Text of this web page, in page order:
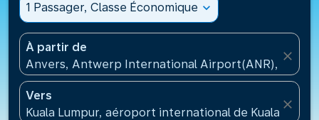
1 Passager, Classe Économique expand_more
À partir de
Anvers, Antwerp International Airport(ANR),
close
Vers
Kuala Lumpur, aéroport international de Kuala
close